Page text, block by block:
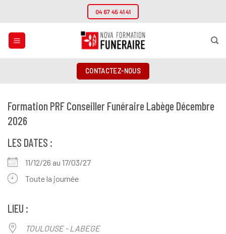
contenu
04 67 45 41 41
CONTACTEZ-NOUS
Formation PRF Conseiller Funéraire Labège Décembre
2026
LES DATES :
11/12/26 au 17/03/27
Toute la journée
LIEU :
TOULOUSE - LABEGE